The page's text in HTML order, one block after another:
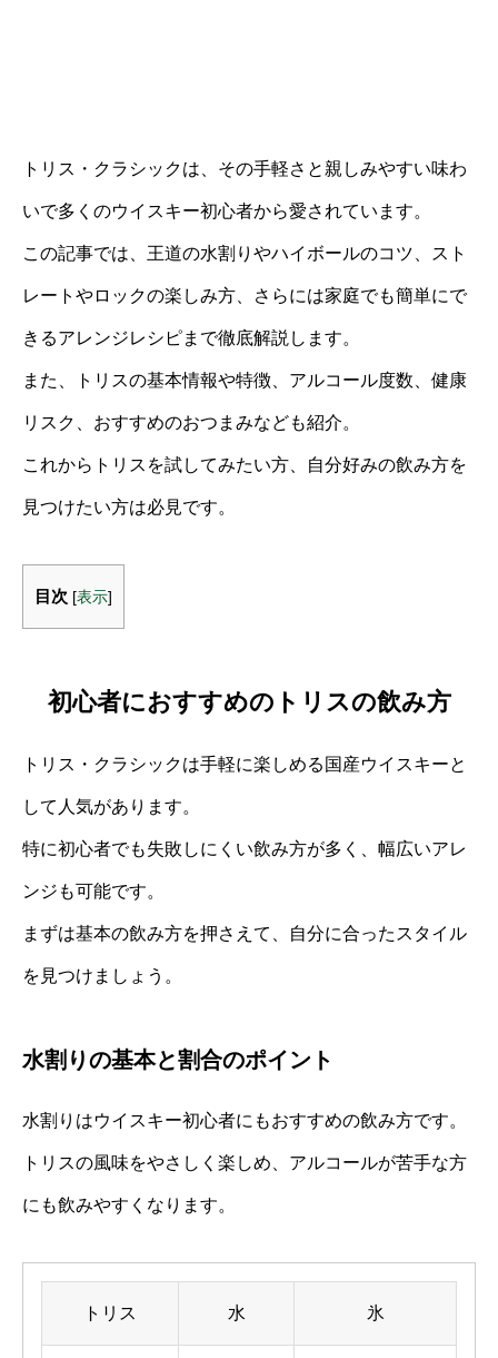
トリス・クラシックは、その手軽さと親しみやすい味わ
いで多くのウイスキー初心者から愛されています。
この記事では、王道の水割りやハイボールのコツ、スト
レートやロックの楽しみ方、さらには家庭でも簡単にで
きるアレンジレシピまで徹底解説します。
また、トリスの基本情報や特徴、アルコール度数、健康
リスク、おすすめのおつまみなども紹介。
これからトリスを試してみたい方、自分好みの飲み方を
見つけたい方は必見です。
目次 [表示]
初心者におすすめのトリスの飲み方
トリス・クラシックは手軽に楽しめる国産ウイスキーと
して人気があります。
特に初心者でも失敗しにくい飲み方が多く、幅広いアレ
ンジも可能です。
まずは基本の飲み方を押さえて、自分に合ったスタイル
を見つけましょう。
水割りの基本と割合のポイント
水割りはウイスキー初心者にもおすすめの飲み方です。
トリスの風味をやさしく楽しめ、アルコールが苦手な方
にも飲みやすくなります。
トリス 水 氷